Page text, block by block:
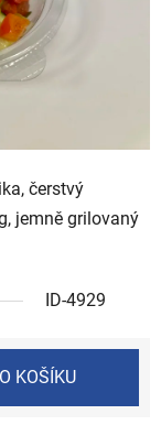
čerstvý
jemně grilovaný
ID-4929
KOŠÍKU